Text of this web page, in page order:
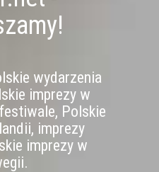
wydarzenia
imprezy w
Polskie
imprezy
imprezy w